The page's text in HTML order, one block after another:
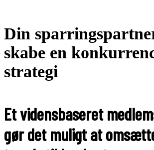
Din
skabe en
strategi
Et vidensbaseret
gør det muligt at